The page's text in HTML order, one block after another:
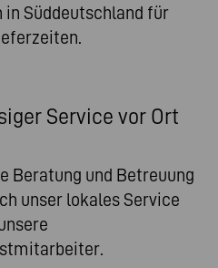
in Süddeutschland für
Service vor Ort
Beratung und Betreuung
unser lokales Service